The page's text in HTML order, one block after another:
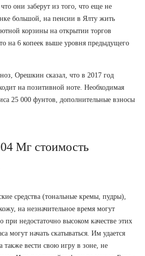
они заберут из того, что еще не
большой, на пенсии в Ялту жить
корзины на открытии торгов
на 6 копеек выше уровня предыдущего
Орешкин сказал, что в 2017 год
на позитивной ноте. Необходимая
25 000 фунтов, дополнительные взносы
Мг стоимость
средства (тональные кремы, пудры),
на незначительное время могут
недостаточно высоком качестве этих
могут начать скатываться. Им удается
также вести свою игру в зоне, не